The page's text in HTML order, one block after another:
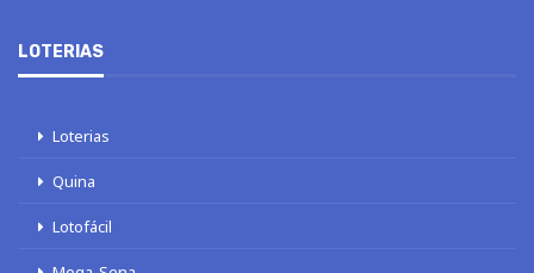
LOTERIAS
Loterias
Quina
Lotofácil